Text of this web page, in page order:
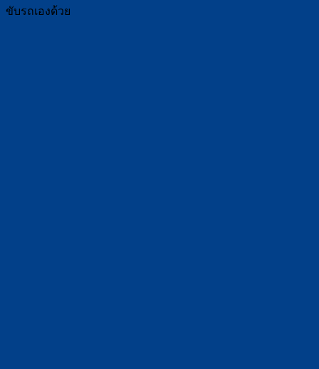
ขับรถเองด้วย